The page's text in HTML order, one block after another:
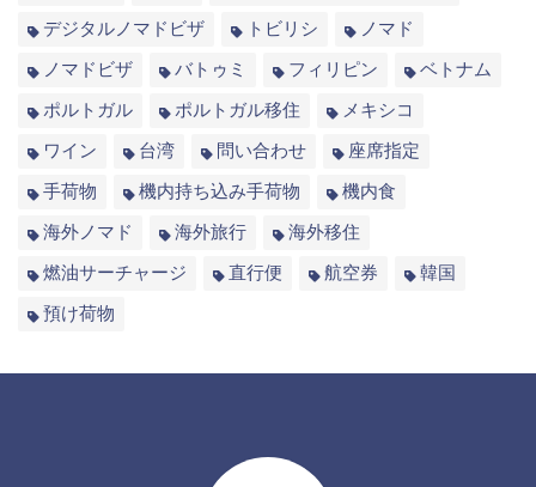
デジタルノマドビザ
トビリシ
ノマド
ノマドビザ
バトゥミ フィリピン
ベトナム
ポルトガル
ポルトガル移住
メキシコ
ワイン
台湾 問い合わせ
座席指定
手荷物
機内持ち込み手荷物
機内食
海外ノマド
海外旅行
海外移住
燃油サーチャージ
直行便 航空券
韓国
預け荷物